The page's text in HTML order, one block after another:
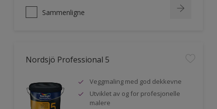
Sammenligne
Nordsjö Professional 5
Veggmaling med god dekkevne
Utviklet av og for profesjonelle
malere